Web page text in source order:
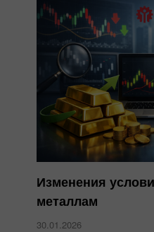
Изменения
металлам
30.01.2026